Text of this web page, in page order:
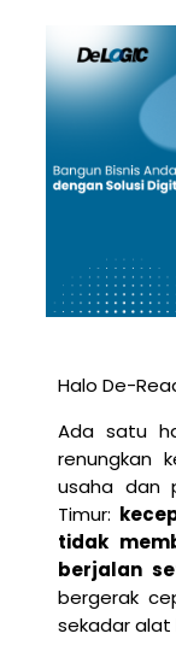
Halo De-
Ada satu
renungkan
usaha dan
Timur:
tidak
berjalan
bergerak
sekadar alat